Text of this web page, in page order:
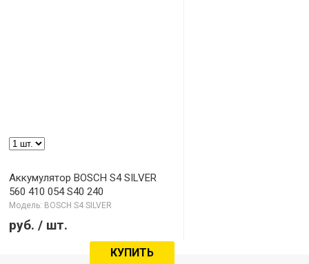
Аккумулятор BOSCH S4 SILVER
560 410 054 S40 240
Модель: BOSCH S4 SILVER
руб. / шт.
КУПИТЬ